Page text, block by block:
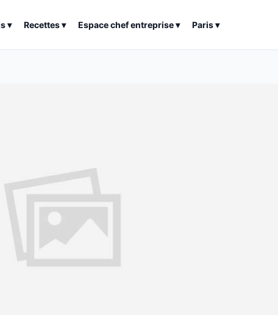
▾ Recettes▾ Espace chef entreprise▾ Paris▾